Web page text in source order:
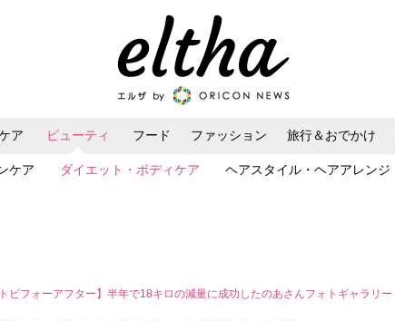
ア ビューティ
ケア ダイエット・ボディケア ヘアスタイル・ヘアアレンジ
フード ファッション 旅行＆おでかけ
ビフォーアフター】半年で18キロの減量に成功したのあさんフォトギャラリー